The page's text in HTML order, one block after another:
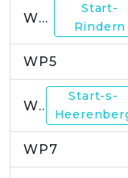
WP4
Start-
Rindern
WP5
WP6
Start-s-
WP7